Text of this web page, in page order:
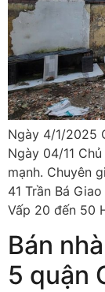
Ngày 4/1/2025
Ngày 04/11
mạnh. Chuyên
41 Trần Bá
Vấp 20 đến 50
Bán
5 quận